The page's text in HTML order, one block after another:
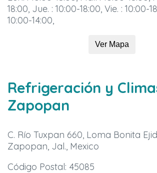
18:00, Jue. : 10:00-18:00, Vie. : 10:00-
10:00-14:00,
Ver Mapa
Refrigeración y
Zapopan
C. Río Tuxpan 660, Loma Bonita
Zapopan, Jal., Mexico
Código Postal: 45085